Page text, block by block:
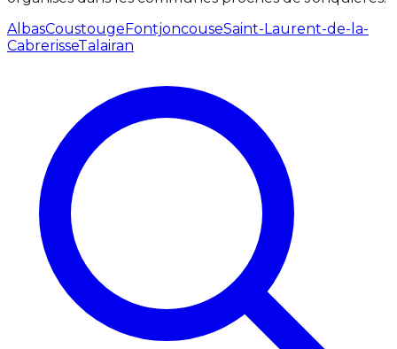
AlbasCoustougeFontjoncouseSaint-Laurent-de-la-
CabrerisseTalairan